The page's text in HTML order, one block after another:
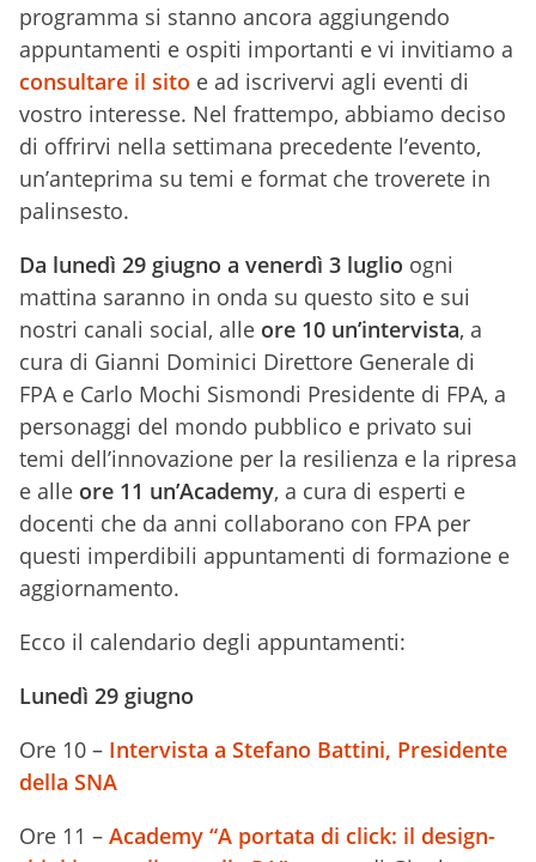
programma si stanno ancora aggiungendo
appuntamenti e ospiti importanti e vi invitiamo a
consultare il sito e ad iscrivervi agli eventi di
vostro interesse. Nel frattempo, abbiamo deciso
di offrirvi nella settimana precedente l’evento,
un’anteprima su temi e format che troverete in
palinsesto.
Da lunedì 29 giugno a venerdì 3 luglio ogni
mattina saranno in onda su questo sito e sui
nostri canali social, alle ore 10 un’intervista, a
cura di Gianni Dominici Direttore Generale di
FPA e Carlo Mochi Sismondi Presidente di FPA, a
personaggi del mondo pubblico e privato sui
temi dell’innovazione per la resilienza e la ripresa
e alle ore 11 un’Academy, a cura di esperti e
docenti che da anni collaborano con FPA per
questi imperdibili appuntamenti di formazione e
aggiornamento.
Ecco il calendario degli appuntamenti:
Lunedì 29 giugno
Ore 10 – Intervista a Stefano Battini, Presidente
della SNA
Ore 11 – Academy “A portata di click: il design-